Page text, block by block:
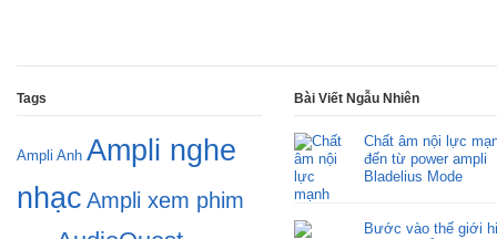
Tags
Ampli Anh Ampli nghe
nhạc Ampli xem phim
Bài Viết Ngẫu Nhiên
Chất âm nội lực
đến từ power ampli
Bladelius Mode
Bước vào thế giới